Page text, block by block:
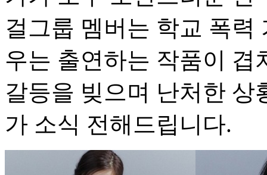
걸그룹 멤버는 학교 폭력
우는 출연하는 작품이 겹
갈등을 빚으며 난처한 상
가 소식 전해드립니다.